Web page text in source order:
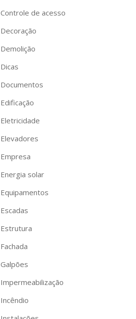
Controle de acesso
Decoração
Demolição
Dicas
Documentos
Edificação
Eletricidade
Elevadores
Empresa
Energia solar
Equipamentos
Escadas
Estrutura
Fachada
Galpões
Impermeabilização
Incêndio